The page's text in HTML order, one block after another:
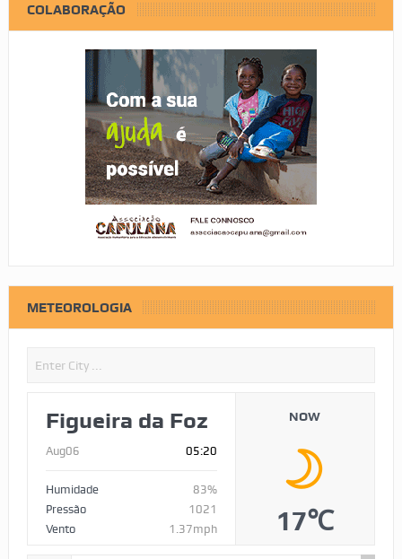
COLABORAÇÃO
METEOROLOGIA
Figueira da Foz
Aug06 05:20
Humidade
83%
Pressão
1021
Vento
1.37mph
NOW
17℃